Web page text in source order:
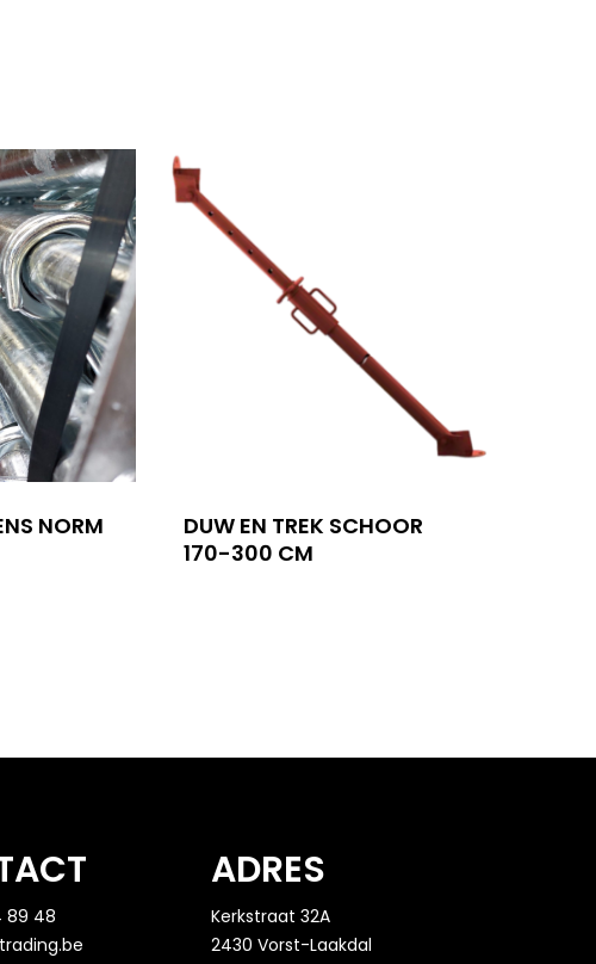
NORM
DUW EN TREK SCHOOR
170-300 CM
89 48
ADRES
Kerkstraat 32A
2430 Vorst-Laakdal